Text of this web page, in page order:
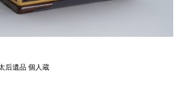
后遺品 個人蔵